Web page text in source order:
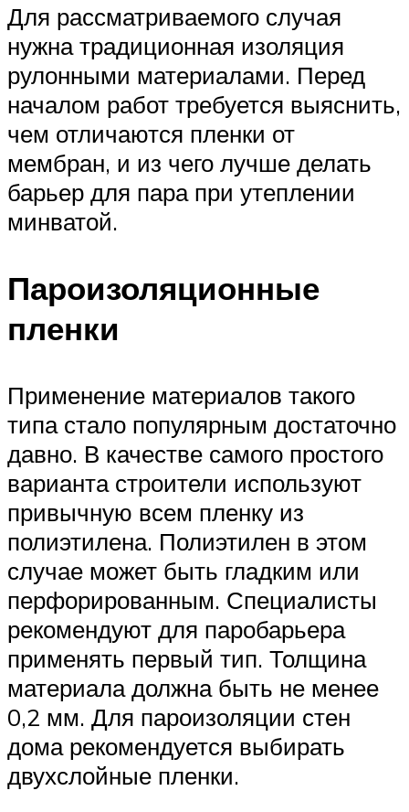
Для рассматриваемого случая
нужна традиционная изоляция
рулонными материалами. Перед
началом работ требуется выяснить,
чем отличаются пленки от
мембран, и из чего лучше делать
барьер для пара при утеплении
минватой.
Пароизоляционные
пленки
Применение материалов такого
типа стало популярным достаточно
давно. В качестве самого простого
варианта строители используют
привычную всем пленку из
полиэтилена. Полиэтилен в этом
случае может быть гладким или
перфорированным. Специалисты
рекомендуют для паробарьера
применять первый тип. Толщина
материала должна быть не менее
0,2 мм. Для пароизоляции стен
дома рекомендуется выбирать
двухслойные пленки.